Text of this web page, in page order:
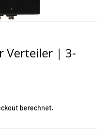
Verteiler | 3-
berechnet.